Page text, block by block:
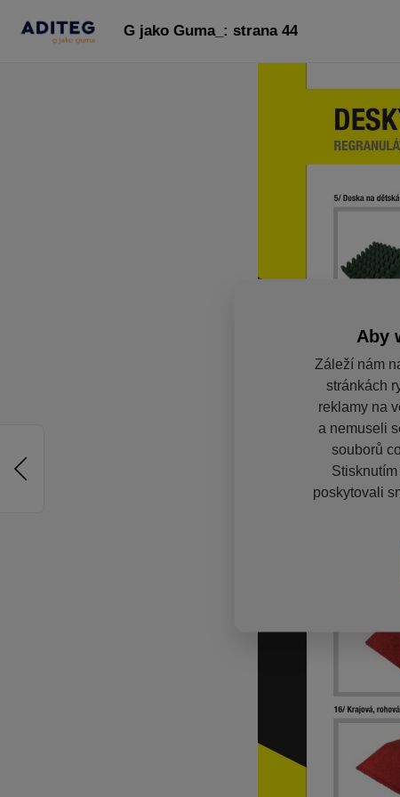
G jako Guma_: strana 44
Aby
Záleží nám
stránkách
reklamy na
a nemuseli
souborů
poskytovali